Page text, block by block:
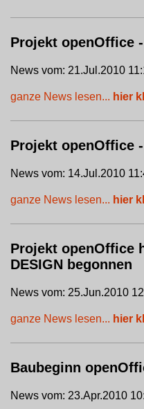
Projekt openOffice
News vom: 21.Jul.2010
ganze News lesen... hier
Projekt openOffice
News vom: 14.Jul.2010
ganze News lesen... hier
Projekt openOffice
DESIGN begonnen
News vom: 25.Jun.2010
ganze News lesen... hier
Baubeginn
News vom: 23.Apr.2010